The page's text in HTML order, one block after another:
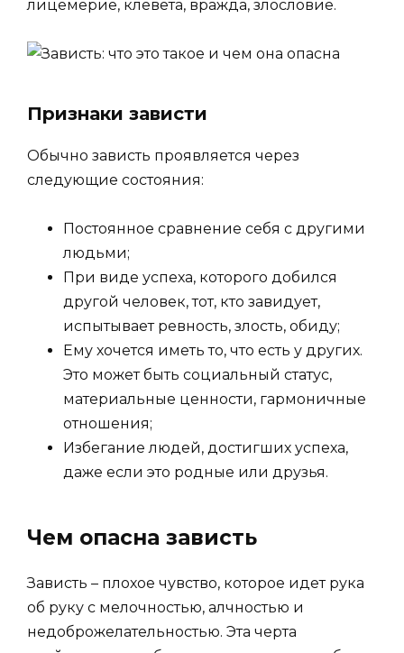
лицемерие, клевета, вражда, злословие.
Признаки зависти
Обычно зависть проявляется через
следующие состояния:
Постоянное сравнение себя с другими
людьми;
При виде успеха, которого добился
другой человек, тот, кто завидует,
испытывает ревность, злость, обиду;
Ему хочется иметь то, что есть у других.
Это может быть социальный статус,
материальные ценности, гармоничные
отношения;
Избегание людей, достигших успеха,
даже если это родные или друзья.
Чем опасна зависть
Зависть – плохое чувство, которое идет рука
об руку с мелочностью, алчностью и
недоброжелательностью. Эта черта